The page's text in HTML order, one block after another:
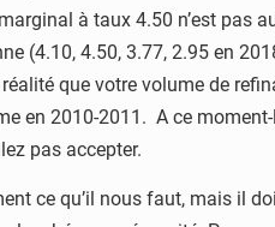
à taux 4.50 n’est pas
(4.10, 4.50, 3.77, 2.95 en
que votre volume de
en 2010-2011. A ce
pas accepter.
ce qu’il nous faut, mais il